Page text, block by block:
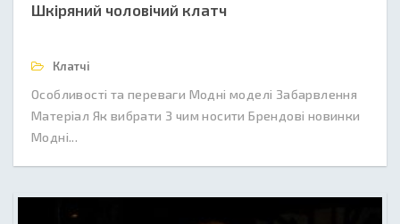
Шкіряний чоловічий клатч
Клатчі
Особливості та переваги Модні моделі Забарвлення
Матеріал Як вибрати З чим носити Брендові новинки
Модні...